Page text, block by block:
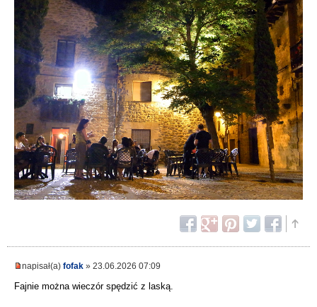
napisał(a) fofak » 23.06.2026 07:09
Fajnie można wieczór spędzić z laską.